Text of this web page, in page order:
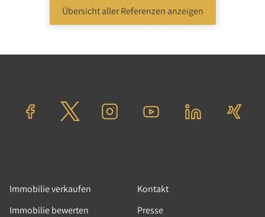
Verkaufspreis: 249.000,00 €
Übersicht aller Referenzen anzeigen
Immobilie verkaufen
Immobilie bewerten
Kontakt
Presse